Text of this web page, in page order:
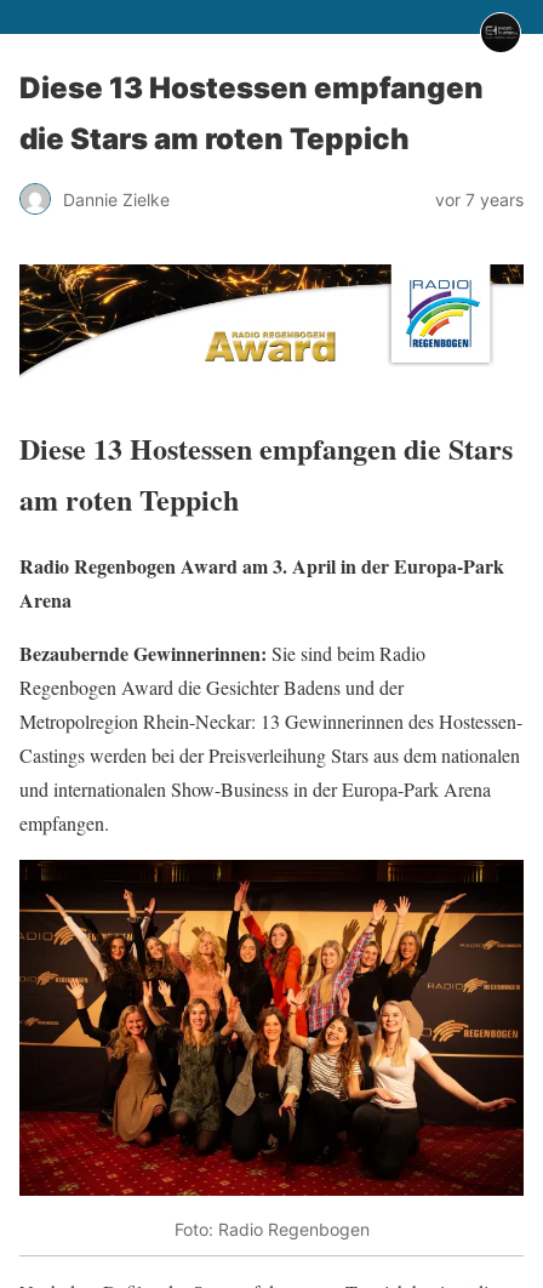
Diese 13 Hostessen empfangen
die Stars am roten Teppich
Dannie Zielke vor 7 years
Diese 13 Hostessen empfangen die Stars
am roten Teppich
Radio Regenbogen Award am 3. April in der Europa-Park
Arena
Bezaubernde Gewinnerinnen: Sie sind beim Radio
Regenbogen Award die Gesichter Badens und der
Metropolregion Rhein-Neckar: 13 Gewinnerinnen des Hostessen-
Castings werden bei der Preisverleihung Stars aus dem nationalen
und internationalen Show-Business in der Europa-Park Arena
empfangen.
Foto: Radio Regenbogen